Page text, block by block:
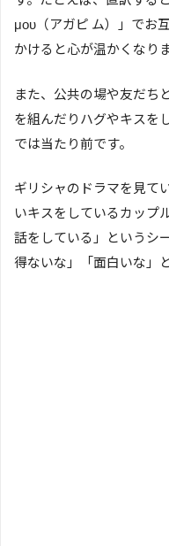
μου（アガピ ム）」でお
かけると心が温かくなりま
また、公共の場や友だち
を組んだりハグやキスを
では当たり前です。
ギリシャのドラマを見て
いキスをしているカップ
話をしている」というシ
得ないな」「面白いな」